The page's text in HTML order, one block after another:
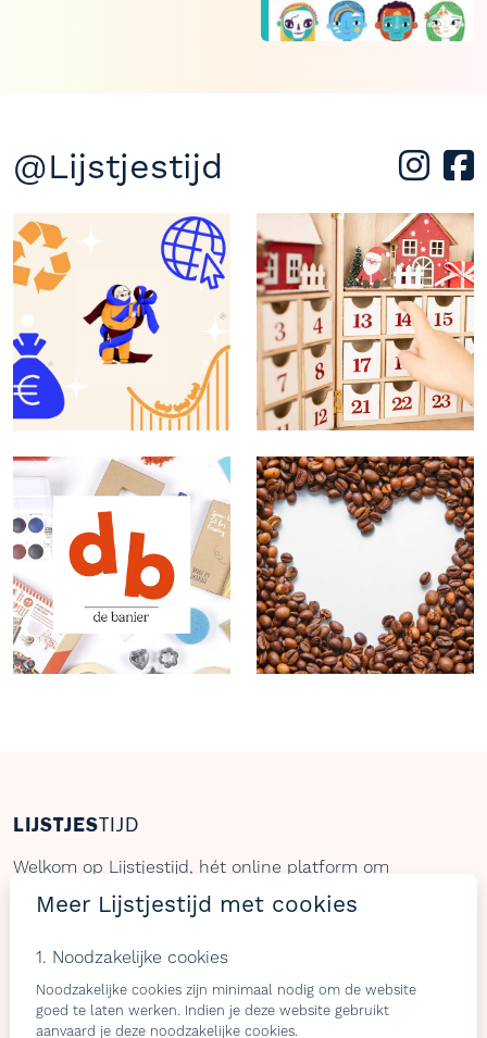
@Lijstjestijd
LIJSTJESTIJD
Welkom op Lijstjestijd, hét online platform om
verlanglijstjes te maken met producten van gelijk welke
Bezoekers Shops & belevingen
Meer Lijstjestijd met cookies
1. Noodzakelijke cookies
Noodzakelijke cookies zijn minimaal nodig om de website
goed te laten werken. Indien je deze website gebruikt
aanvaard je deze noodzakelijke cookies.